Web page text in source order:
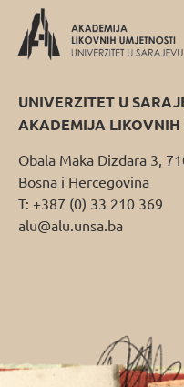
UNIVERZITET U
AKADEMIJA LIKOVNIH
Obala Maka Dizdara 3,
Bosna i Hercegovina
T: +387 (0) 33 210 369
alu@alu.unsa.ba